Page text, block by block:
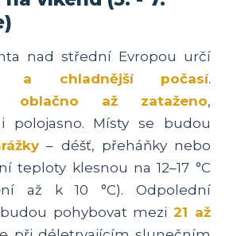
nad střední Evropou určí
a chladnější počasí.
oblačno až zataženo,
polojasno. Místy se budou
– déšť, přeháňky nebo
teploty klesnou na 12–17 °C
až k 10 °C). Odpolední
pohybovat mezi 21 až